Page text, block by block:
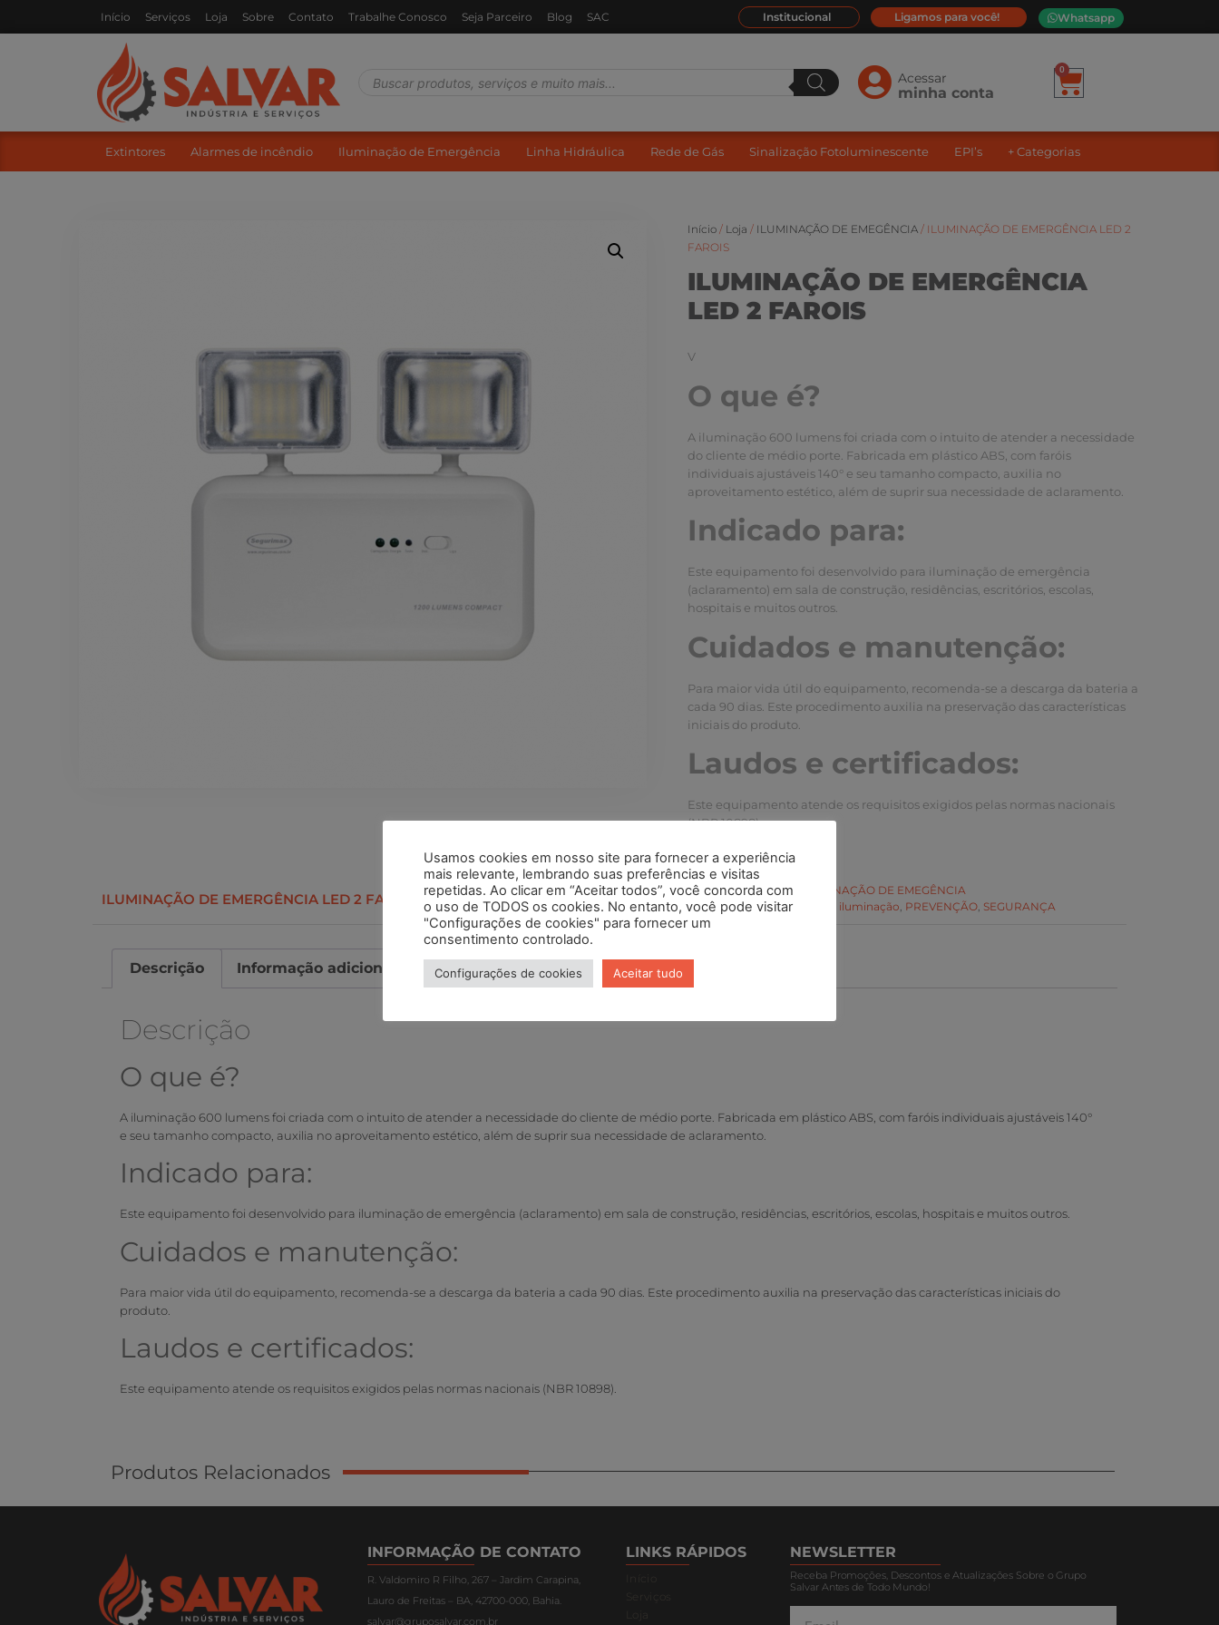
Início Serviços Loja Sobre Contato Trabalhe Conosco Seja Parceiro Blog SAC Institucional Ligamos para você! Whatsapp
Acessar
minha conta
0
Extintores Alarmes de incêndio Iluminação de Emergência Linha Hidráulica Rede de Gás Sinalização Fotoluminescente EPI’s + Categorias
Início / Loja / ILUMINAÇÃO DE EMEGÊNCIA / ILUMINAÇÃO DE EMERGÊNCIA LED 2
FAROIS
ILUMINAÇÃO DE EMERGÊNCIA
LED 2 FAROIS
V
O que é?
A iluminação 600 lumens foi criada com o intuito de atender a necessidade
do cliente de médio porte. Fabricada em plástico ABS, com faróis
individuais ajustáveis 140° e seu tamanho compacto, auxilia no
aproveitamento estético, além de suprir sua necessidade de aclaramento.
Indicado para:
Este equipamento foi desenvolvido para iluminação de emergência
(aclaramento) em sala de construção, residências, escritórios, escolas,
hospitais e muitos outros.
Cuidados e manutenção:
Para maior vida útil do equipamento, recomenda-se a descarga da bateria a
cada 90 dias. Este procedimento auxilia na preservação das características
iniciais do produto.
Laudos e certificados:
Este equipamento atende os requisitos exigidos pelas normas nacionais
(NBR 10898).
Ver preço
ILUMINAÇÃO DE EMERGÊNCIA LED 2 FAROIS REFN/DCategoria
ILUMINAÇÃO DE EMEGÊNCIA
Tags bloco de iluminação iluminação, PREVENÇÃO, SEGURANÇA
Descrição Informação adicional Avaliações (0)
Descrição
O que é?
A iluminação 600 lumens foi criada com o intuito de atender a necessidade do cliente de médio porte. Fabricada em plástico ABS, com faróis individuais ajustáveis 140°
e seu tamanho compacto, auxilia no aproveitamento estético, além de suprir sua necessidade de aclaramento.
Indicado para:
Este equipamento foi desenvolvido para iluminação de emergência (aclaramento) em sala de construção, residências, escritórios, escolas, hospitais e muitos outros.
Cuidados e manutenção:
Para maior vida útil do equipamento, recomenda-se a descarga da bateria a cada 90 dias. Este procedimento auxilia na preservação das características iniciais do
produto.
Laudos e certificados:
Este equipamento atende os requisitos exigidos pelas normas nacionais (NBR 10898).
Produtos Relacionados
INFORMAÇÃO DE CONTATO
R. Valdomiro R Filho, 267 – Jardim Carapina,
Lauro de Freitas – BA, 42700-000, Bahia.
salvar@gruposalvar.com.br
LINKS RÁPIDOS NEWSLETTER
Receba Promoções, Descontos e Atualizações Sobre o Grupo
Salvar Antes de Todo Mundo!
Usamos cookies em nosso site para fornecer a experiência
mais relevante, lembrando suas preferências e visitas
repetidas. Ao clicar em “Aceitar todos”, você concorda com
o uso de TODOS os cookies. No entanto, você pode visitar
"Configurações de cookies" para fornecer um
consentimento controlado.
Configurações de cookies Aceitar tudo